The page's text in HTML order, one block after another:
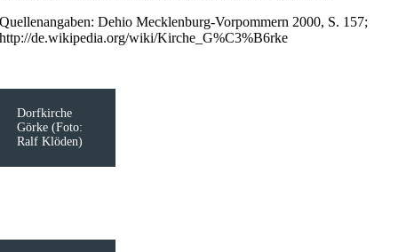
Quellenangaben: Dehio Mecklenburg-Vorpommern 2000, S. 157;
http://de.wikipedia.org/wiki/Kirche_G%C3%B6rke
Dorfkirche
Görke (Foto:
Ralf Klöden)